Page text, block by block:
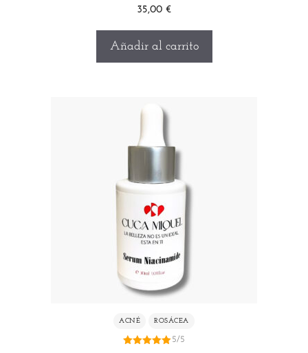
35,00 €
Añadir al carrito
ACNÉ ROSÁCEA
5/5